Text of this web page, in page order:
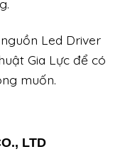
Led Driver
Gia Lực để có
muốn.
LTD